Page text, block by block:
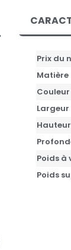
Prix du
Matière
Couleur
Largeur
Poids à
Poids